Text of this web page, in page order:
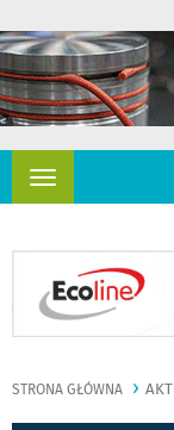
Rozwiń
STRONA GŁÓWNA